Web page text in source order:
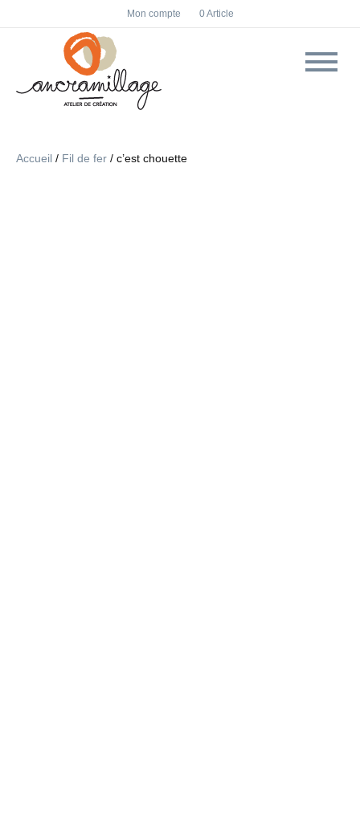
F
a
c
I
n
s
Mon compte 0 Article
Accueil / Fil de fer / c’est chouette